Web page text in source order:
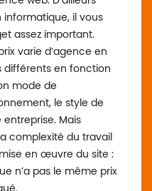
informatique, il vous
assez important.
varie d’agence en
différents en fonction
mode de
le style de
Mais
complexité du travail
en œuvre du site :
n’a pas le même prix